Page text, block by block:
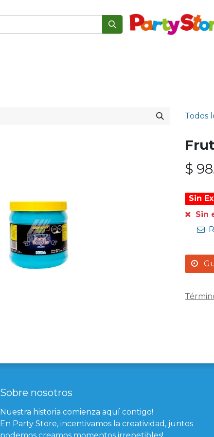
Todos
$
Sin
Sin
Sobre nosotros
Nuestra historia comienza aquí contigo!
En Party Store, incentivamos la creatividad, juntos